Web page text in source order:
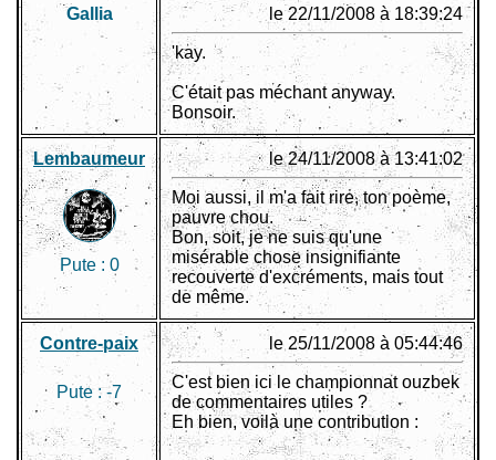
Gallia le 22/11/2008 à 18:39:24
'kay.
C'était pas méchant anyway.
Bonsoir.
Lembaumeur
Pute : 0
le 24/11/2008 à 13:41:02
Moi aussi, il m'a fait rire, ton poème,
pauvre chou.
Bon, soit, je ne suis qu'une
misérable chose insignifiante
recouverte d'excréments, mais tout
de même.
Contre-paix
Pute : -7
le 25/11/2008 à 05:44:46
C'est bien ici le championnat ouzbek
de commentaires utiles ?
Eh bien, voilà une contribution :